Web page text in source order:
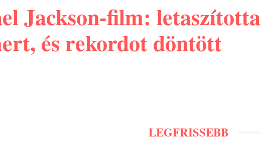
Jackson-film: letaszította
és rekordot döntött
LEGFRISSEBB